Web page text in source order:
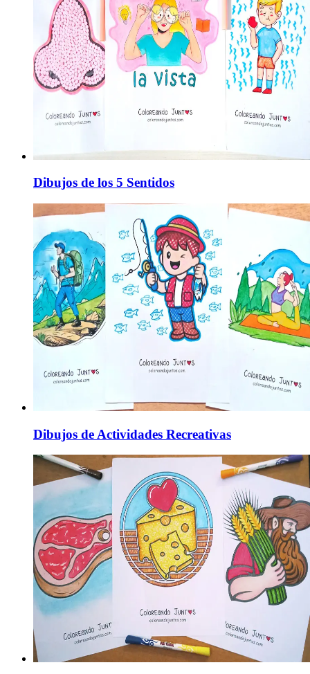
Dibujos de los 5 Sentidos
Dibujos de Actividades Recreativas